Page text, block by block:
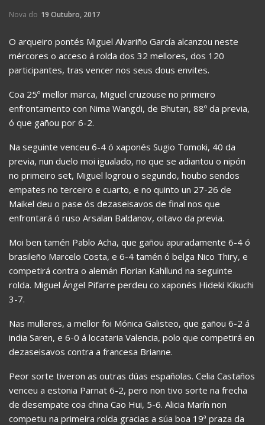
Nova do 19 Outubro, 2017
O arqueiro pontés Miguel Alvariño García alcanzou neste
mércores o acceso á rolda dos 32 mellores, dos 120
participantes, tras vencer nos seus dous envites.
Coa 25º mellor marca, Miguel cruzouse no primeiro
enfrontamento con Nima Wangdi, de Bhutan, 88º da previa,
ó que gañou por 6-2.
Na seguinte venceu 6-4 ó xaponés Sugio Tomoki, 40 da
previa, nun duelo moi igualado, no que se adiantou o nipón
no primeiro set, Miguel logrou o segundo, houbo sendos
empates no terceiro e cuarto, e no quinto un 27-26 de
Maikel deu o pase ós dezaseisavos de final nos que
enfrontará ó ruso Arsalan Baldanov, oitavo da previa.
Moi ben tamén Pablo Acha, que gañou apuradamente 6-4 ó
brasileño Marcelo Costa, e 6-4 tamén ó belga Nico Thiry, e
competirá contra o alemán Florian Kahllund na seguinte
rolda. Miguel Ángel Pifarre perdeu co xaponés Hideki Kikuchi
3-7.
Nas mulleres, a mellor foi Mónica Galisteo, que gañou 6-2 á
india Saren, e 6-0 á locataria Valencia, polo que competirá en
dezaseisavos contra a francesa Brianne.
Peor sorte tiveron as outras dúas españolas. Celia Castaños
venceu a estonia Parnat 6-2, pero non tivo sorte na frecha
de desempate coa china Cao Hui, 5-6. Alicia Marín non
competiu na primeira rolda gracias a súa boa 19ª praza da